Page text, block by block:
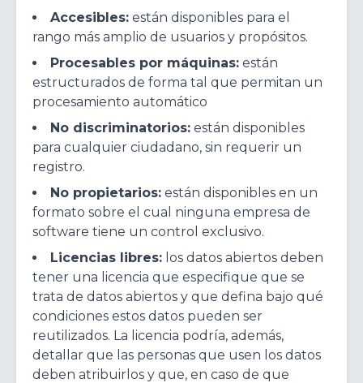
Accesibles: están disponibles para el
rango más amplio de usuarios y propósitos.
Procesables por máquinas: están
estructurados de forma tal que permitan un
procesamiento automático
No discriminatorios: están disponibles
para cualquier ciudadano, sin requerir un
registro.
No propietarios: están disponibles en un
formato sobre el cual ninguna empresa de
software tiene un control exclusivo.
Licencias libres: los datos abiertos deben
tener una licencia que especifique que se
trata de datos abiertos y que defina bajo qué
condiciones estos datos pueden ser
reutilizados. La licencia podría, además,
detallar que las personas que usen los datos
deben atribuirlos y que, en caso de que